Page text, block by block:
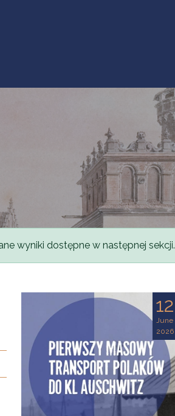
wyniki dostępne w następnej sekcji.
12
June
2026